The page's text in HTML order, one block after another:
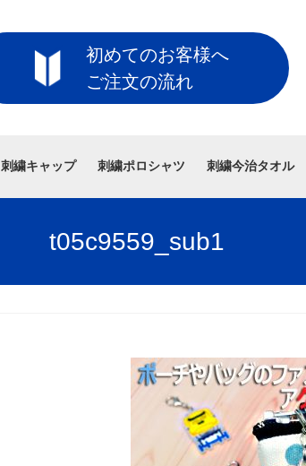
初めてのお客様へ
ご注文の流れ
刺繍キャップ 刺繍ポロシャツ 刺繍今治タオル
t05c9559_sub1